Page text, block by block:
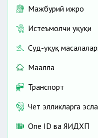
Мажбурий ижро
Истеъмолчи ҳуқуқи
Суд-ҳуқуқ
Маҳалла
Транспорт
Чет элликларга
One ID ва ЯИДХП